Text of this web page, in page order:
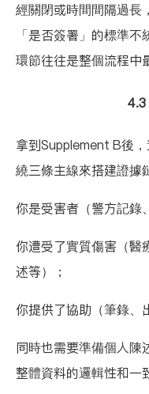
經關閉或時間間隔過長
「是否簽署」的標準
環節往往是整個流程中
4.3
拿到Supplement B後
繞三條主線來搭建證據
你是受害者（警方記錄
你遭受了實質傷害（醫
述等）；
你提供了協助（筆錄、
同時也需要準備個人陳
整體資料的邏輯性和一